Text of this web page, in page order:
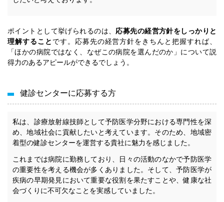
ポイントとして挙げられるのは、 応募先の経営方針をしっかりと
理解すること です。応募先の経営方針をきちんと把握すれば、
「ほかの病院ではなく、なぜこの病院を選んだのか」について説
得力のあるアピールができるでしょう。
健診センターに応募する方
私は、診療放射線技師として予防医学分野における専門性を深
め、地域社会に貢献したいと考えています。そのため、地域密
着型の健診センターを運営する貴社に魅力を感じました。
これまでは病院に勤務しており、日々の活動のなかで予防医学
の重要性を考える機会が多くありました。そして、予防医学が
疾病の早期発見において重要な役割を果たすことや、健康な社
会づくりに不可欠なことを実感していました。